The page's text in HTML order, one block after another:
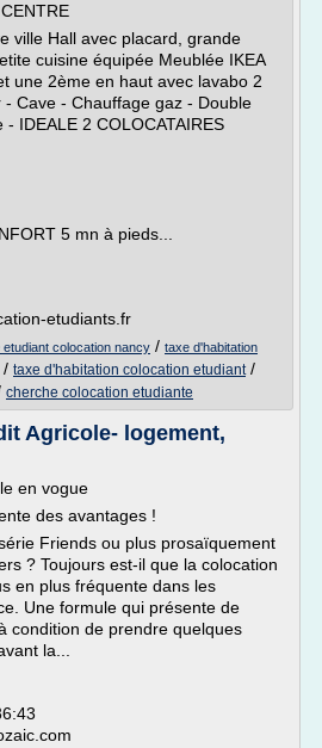
ville Hall avec placard, grande
cuisine équipée Meublée IKEA
une 2ème en haut avec lavabo 2
Cave - Chauffage gaz - Double
IDEALE 2 COLOCATAIRES
5 mn à pieds...
etudiants.fr
etudiant colocation nancy / taxe d'habitation
/ taxe d'habitation colocation etudiant/
cherche colocation etudiante
Agricole- logement,
en vogue
des avantages !
Friends ou plus prosaïquement
? Toujours est-il que la colocation
en plus fréquente dans les
Une formule qui présente de
condition de prendre quelques
la...